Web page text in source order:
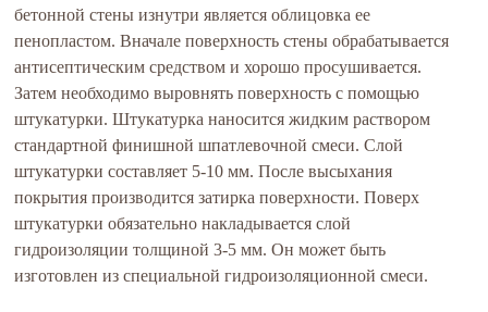
бетонной стены изнутри является облицовка ее
пенопластом. Вначале поверхность стены обрабатывается
антисептическим средством и хорошо просушивается.
Затем необходимо выровнять поверхность с помощью
штукатурки. Штукатурка наносится жидким раствором
стандартной финишной шпатлевочной смеси. Слой
штукатурки составляет 5-10 мм. После высыхания
покрытия производится затирка поверхности. Поверх
штукатурки обязательно накладывается слой
гидроизоляции толщиной 3-5 мм. Он может быть
изготовлен из специальной гидроизоляционной смеси.